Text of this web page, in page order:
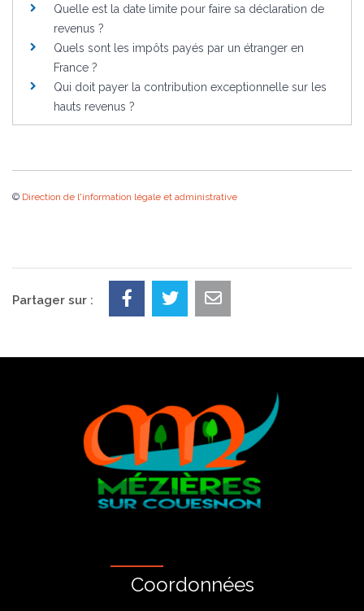
Quelle est la date limite pour faire sa déclaration de
revenus ?
Quels sont les impôts payés par un étranger en
France ?
Qui doit payer la contribution exceptionnelle sur les
hauts revenus ?
© Direction de l'information légale et administrative
Partager sur :
Coordonnées